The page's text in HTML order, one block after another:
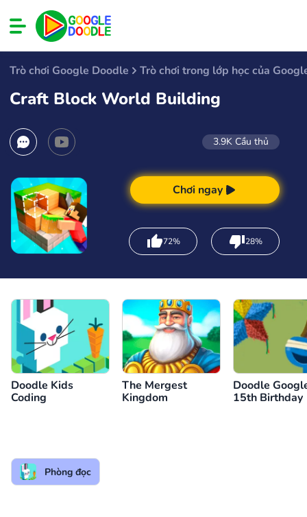
Trò chơi Google Doodle Trò chơi trong lớp học của
Craft Block World Building
3.9K Cầu thủ
Chơi ngay
72% 28%
Doodle Kids
Coding
The Mergest
Kingdom
Doodle
15th Birthday
Phòng đọc